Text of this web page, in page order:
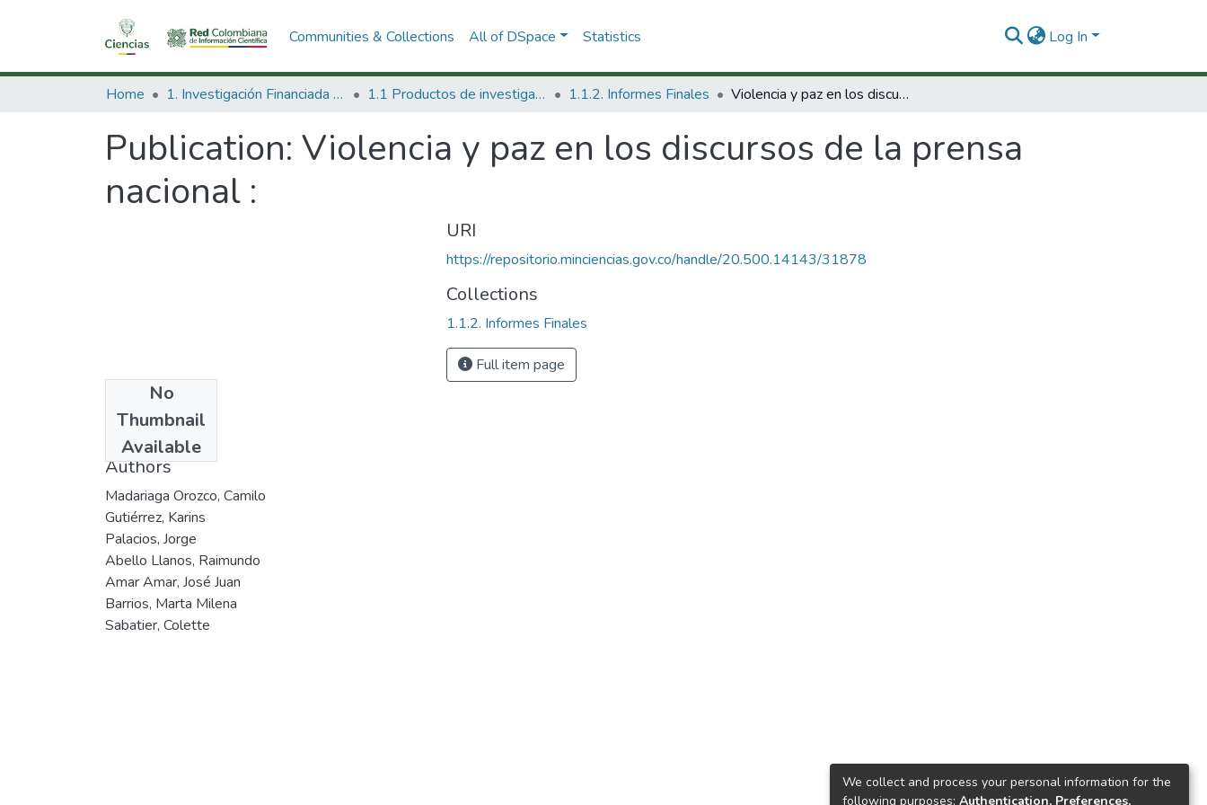
Communities & Collections All of DSpace Statistics Log In
Home 1. Investigación Financiada con Recursos Públicos 1.1 Productos de investigación 1.1.2. Informes Finales Violencia y paz en los discursos de la prensa nacional :
Publication: Violencia y paz en los discursos de la prensa
nacional :
No
Thumbnail
Available
2002
Authors
Madariaga Orozco, Camilo
Gutiérrez, Karins
Palacios, Jorge
Abello Llanos, Raimundo
Amar Amar, José Juan
Barrios, Marta Milena
Sabatier, Colette
URI
https://repositorio.minciencias.gov.co/handle/20.500.14143/31878
Collections
1.1.2. Informes Finales
Full item page
We collect and process your personal information for the
following purposes: Authentication, Preferences,